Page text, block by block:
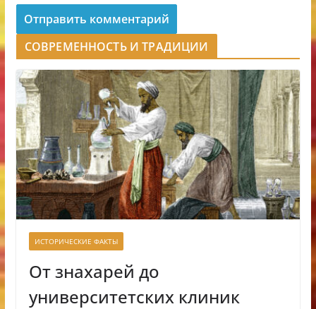
СОВРЕМЕННОСТЬ И ТРАДИЦИИ
ИСТОРИЧЕСКИЕ ФАКТЫ
От знахарей до
университетских клиник